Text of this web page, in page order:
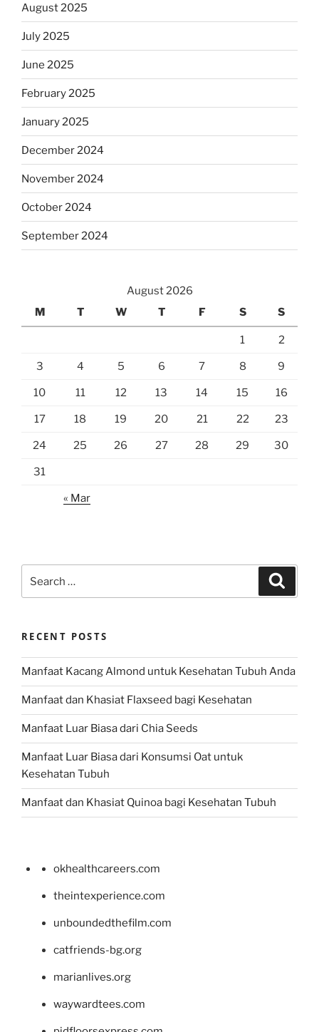
August 2025
July 2025
June 2025
February 2025
January 2025
December 2024
November 2024
October 2024
September 2024
August 2026
M
T W T F S S
1 2
3 4 5 6 7 8 9
10 11 12 13 14 15 16
17 18 19 20 21 22 23
24 25 26 27 28 29 30
31
« Mar
for:
RECENT POSTS
Manfaat Kacang Almond untuk Kesehatan Tubuh Anda
Manfaat dan Khasiat Flaxseed bagi Kesehatan
Manfaat Luar Biasa dari Chia Seeds
Manfaat Luar Biasa dari Konsumsi Oat untuk
Kesehatan Tubuh
Manfaat dan Khasiat Quinoa bagi Kesehatan Tubuh
okhealthcareers.com
theintexperience.com
unboundedthefilm.com
catfriends-bg.org
marianlives.org
waywardtees.com